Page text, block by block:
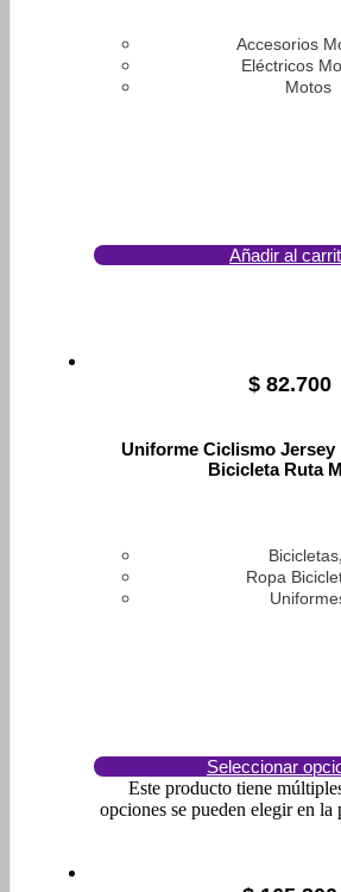
Accesorios
Eléctricos
Motos
Añadir al
$ 82.700
Uniforme Ciclismo Jersey
Bicicleta Ruta
Bicicletas,
Ropa
Seleccionar
Este producto tiene
opciones se pueden elegir en la